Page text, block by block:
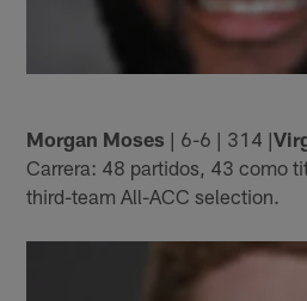
Morgan Moses | 6-6 | 314 |
Carrera: 48 partidos, 43 como
third-team All-ACC selection.